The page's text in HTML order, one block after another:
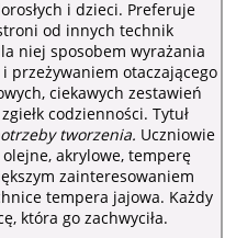
i dzieci. Preferuje
od innych technik
niej sposobem wyrażania
przeżywaniem otaczającego
ciekawych zestawień
codzienności. Tytuł
tworzenia. Uczniowie
akrylowe, temperę
zainteresowaniem
tempera jajowa. Każdy
która go zachwyciła.